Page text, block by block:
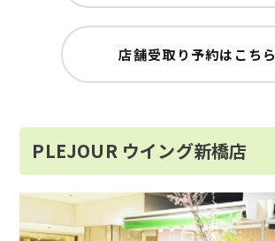
店舗受取り予約はこちら
PLEJOUR ウイング新橋店